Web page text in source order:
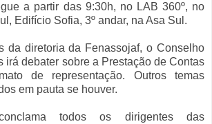
a partir das 9:30h, no LAB 360º, no
Edifício Sofia, 3º andar, na Asa Sul.
da diretoria da Fenassojaf, o Conselho
irá debater sobre a Prestação de Contas
de representação. Outros temas
em pauta se houver.
todos os dirigentes das